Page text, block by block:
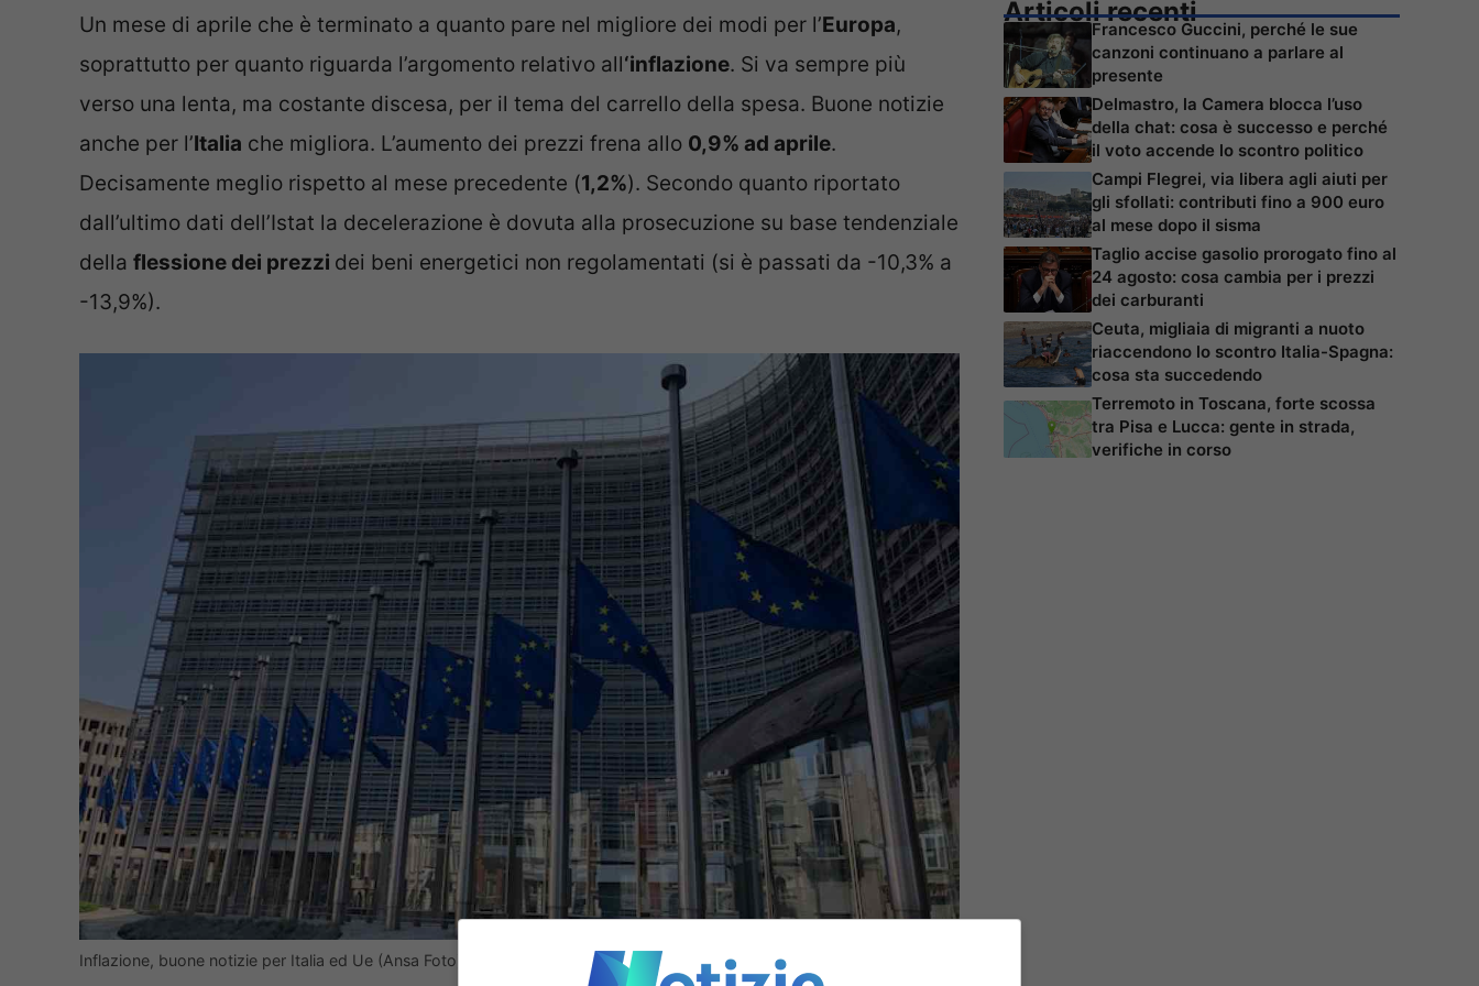
Un mese di aprile che è terminato a quanto pare nel migliore dei modi per l’Europa,
soprattutto per quanto riguarda l’argomento relativo all‘inflazione. Si va sempre più
verso una lenta, ma costante discesa, per il tema del carrello della spesa. Buone notizie
anche per l’Italia che migliora. L’aumento dei prezzi frena allo 0,9% ad aprile.
Decisamente meglio rispetto al mese precedente (1,2%). Secondo quanto riportato
dall’ultimo dati dell’Istat la decelerazione è dovuta alla prosecuzione su base tendenziale
della flessione dei prezzi dei beni energetici non regolamentati (si è passati da -10,3% a
-13,9%).
Inflazione, buone notizie per Italia ed Ue (Ansa Foto) Notizie.com
Articoli recenti
Francesco Guccini, perché le sue
canzoni continuano a parlare al
presente
Delmastro, la Camera blocca l’uso
della chat: cosa è successo e perché
il voto accende lo scontro politico
Campi Flegrei, via libera agli aiuti per
gli sfollati: contributi fino a 900 euro
al mese dopo il sisma
Taglio accise gasolio prorogato fino al
24 agosto: cosa cambia per i prezzi
dei carburanti
Ceuta, migliaia di migranti a nuoto
riaccendono lo scontro Italia-Spagna:
cosa sta succedendo
Terremoto in Toscana, forte scossa
tra Pisa e Lucca: gente in strada,
verifiche in corso